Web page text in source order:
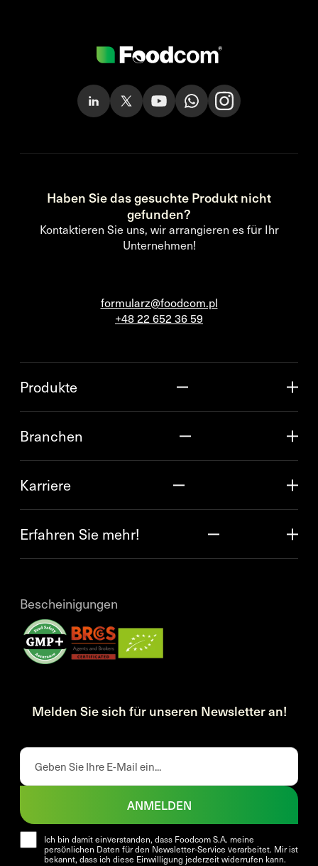
Haben Sie das gesuchte Produkt nicht
gefunden?
Kontaktieren Sie uns, wir arrangieren es für Ihr
Unternehmen!
formularz@foodcom.pl
+48 22 652 36 59
Produkte
Branchen
Karriere
Erfahren Sie mehr!
Bescheinigungen
Melden Sie sich für unseren Newsletter an!
Ich bin damit einverstanden, dass Foodcom S.A. meine
persönlichen Daten für den Newsletter-Service verarbeitet. Mir ist
bekannt, dass ich diese Einwilligung jederzeit widerrufen kann.
ANMELDEN